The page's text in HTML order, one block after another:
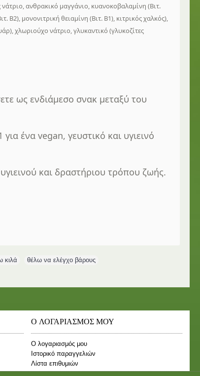
ανθρακικό μαγγάνιο, κυανοκοβαλαμίνη (Βιτ.
μονονιτρική θειαμίνη (Βιτ. Β1), κιτρικός χαλκός),
χλωριούχο νάτριο, γλυκαντικό (γλυκοζίτες
ως ενδιάμεσο σνακ μεταξύ του
ένα vegan, γευστικό και υγιεινό
και δραστήριου τρόπου ζωής.
κιλά θέλω να ελέγχο βάρους
Ο ΛΟΓΑΡΙΑΣΜΟΣ ΜΟΥ
Ο λογαριασμός μου
Ιστορικό παραγγελιών
Λίστα επιθυμιών